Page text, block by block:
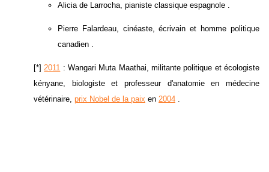
Alicia de Larrocha, pianiste classique espagnole .
Pierre Falardeau, cinéaste, écrivain et homme politique
canadien .
[*]2011 : Wangari Muta Maathai, militante politique et écologiste
kényane, biologiste et professeur d'anatomie en médecine
vétérinaire, prix Nobel de la paix en 2004 .